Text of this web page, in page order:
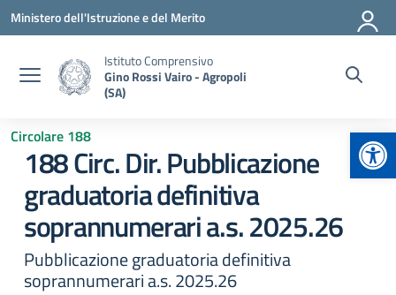
Vai ai contenuti
Vai al menu di navigazione
Vai al footer
Ministero dell'Istruzione e del Merito
Istituto Comprensivo
Gino Rossi Vairo - Agropoli
(SA)
Circolare 188
188 Circ. Dir. Pubblicazione
graduatoria definitiva
soprannumerari a.s. 2025.26
Pubblicazione graduatoria definitiva
soprannumerari a.s. 2025.26